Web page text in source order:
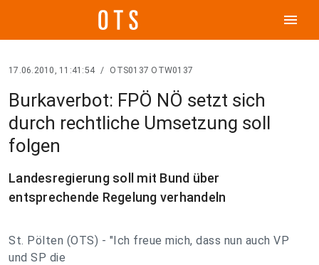
menu
17.06.2010, 11:41:54 / OTS0137 OTW0137
Burkaverbot: FPÖ NÖ setzt sich
durch rechtliche Umsetzung soll
folgen
Landesregierung soll mit Bund über
entsprechende Regelung verhandeln
St. Pölten (OTS) - "Ich freue mich, dass nun auch VP
und SP die